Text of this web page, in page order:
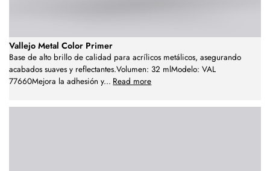
Vallejo Metal Color Primer
Base de alto brillo de calidad para acrílicos metálicos, asegurando
acabados suaves y reflectantes.Volumen: 32 mlModelo: VAL
77660Mejora la adhesión y... Read more